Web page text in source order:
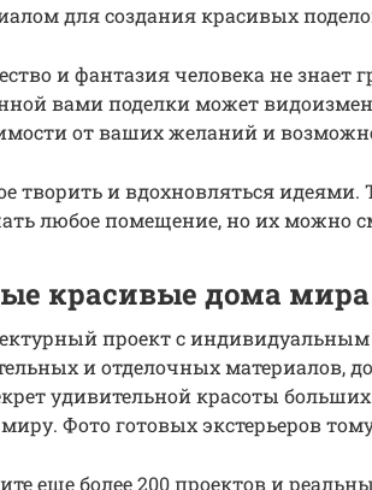
для создания красивых
и фантазия человека не знает
вами поделки может
от ваших желаний и
творить и вдохновляться идеями.
любое помещение, но их можно
красивые дома мира
проект с
и отделочных материалов,
удивительной красоты
Фото готовых экстерьеров
еще более 200 проектов и